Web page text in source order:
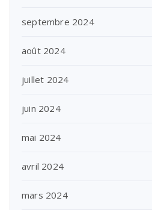
septembre 2024
août 2024
juillet 2024
juin 2024
mai 2024
avril 2024
mars 2024